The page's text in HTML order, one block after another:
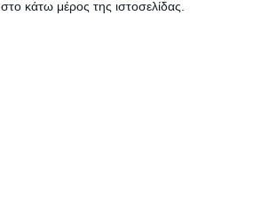
κάτω μέρος της ιστοσελίδας.